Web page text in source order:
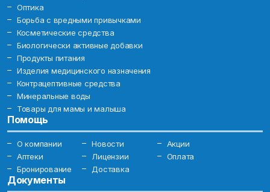
Оптика
Борьба с вредными привычками
Косметические средства
Биологически активные добавки
Продукты питания
Изделия медицинского назначения
Контрацептивные средства
Минеральные воды
Товары для мамы и малыша
Помощь
О компании Новости
Акции
Аптеки
Лицензии
Оплата
Бронирование
Доставка
Документы